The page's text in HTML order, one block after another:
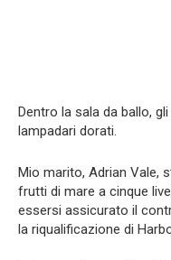
Dentro la sala da ballo,
lampadari dorati.
Mio marito, Adrian Vale,
frutti di mare a cinque
essersi assicurato il
la riqualificazione di